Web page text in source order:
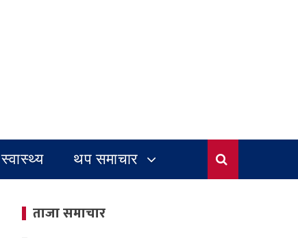
स्वास्थ्य थप समाचार
ताजा समाचार